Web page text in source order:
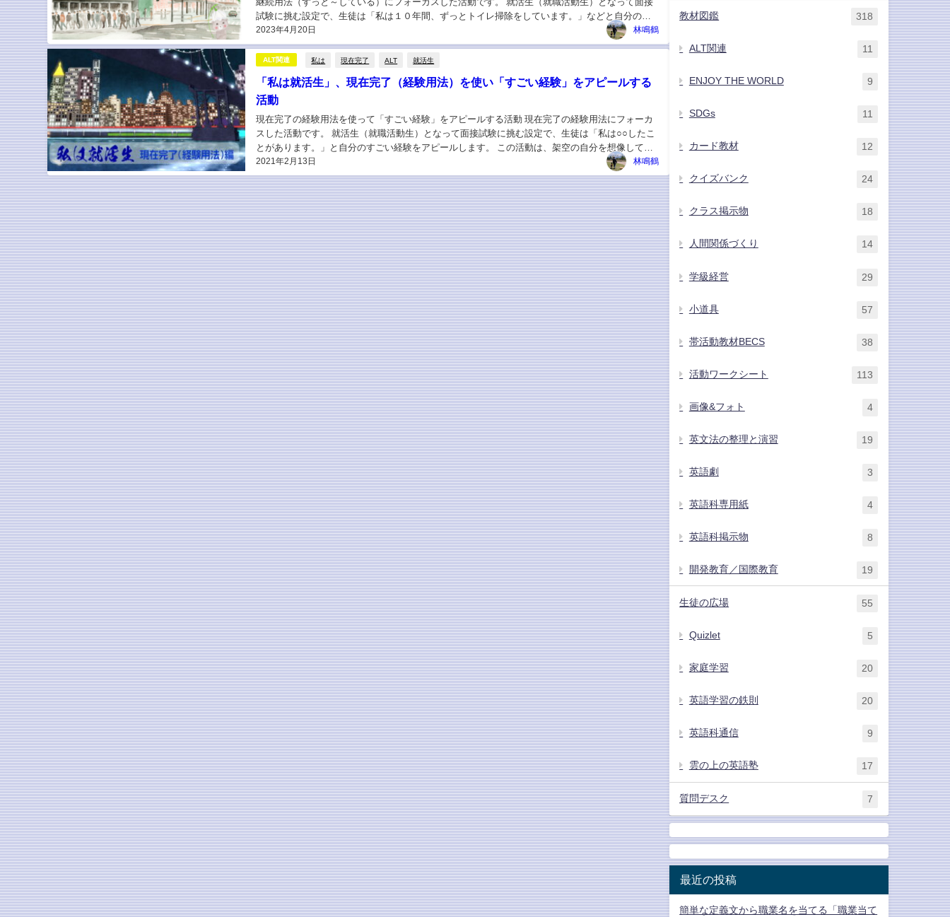
2023年4月20日
試験に挑む設定で、生徒は「私は１０年間、ずっとトイレ掃除をしています。」などと自分の熟
練の技をアピールします。 この活動は、生徒が実際に長く続け...
林鳴鶴
ALT関連 私は 現在完了 ALT 就活生
「私は就活生」、現在完了（経験用法）を使い「すごい経験」をアピールする
活動
2021年2月13日
現在完了の経験用法を使って「すごい経験」をアピールする活動 現在完了の経験用法にフォーカ
スした活動です。 就活生（就職活動生）となって面接試験に挑む設定で、生徒は「私は○○したこ
とがあります。」と自分のすごい経験をアピールします。 この活動は、架空の自分を想像して現
実ではあり得そうにないことでも「私は○○したことがあり...
林鳴鶴
教材図鑑 318
ALT関連 11
ENJOY THE WORLD 9
SDGs 11
カード教材 12
クイズバンク 24
クラス掲示物 18
人間関係づくり 14
学級経営 29
小道具 57
帯活動教材BECS 38
活動ワークシート 113
画像&フォト 4
英文法の整理と演習 19
英語劇 3
英語科専用紙 4
英語科掲示物 8
開発教育／国際教育 19
生徒の広場 55
Quizlet 5
家庭学習 20
英語学習の鉄則 20
英語科通信 9
雲の上の英語塾 17
質問デスク 7
最近の投稿
簡単な定義文から職業名を当てる「職業当て